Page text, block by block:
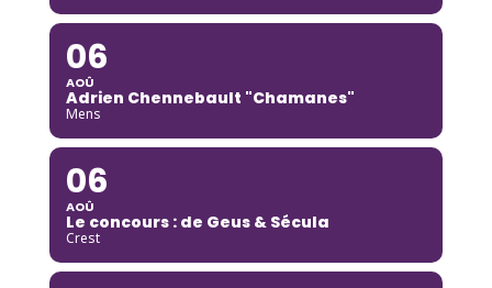
06
AOÛ
Adrien Chennebault "Chamanes"
Mens
06
AOÛ
Le concours : de Geus & Sécula
Crest